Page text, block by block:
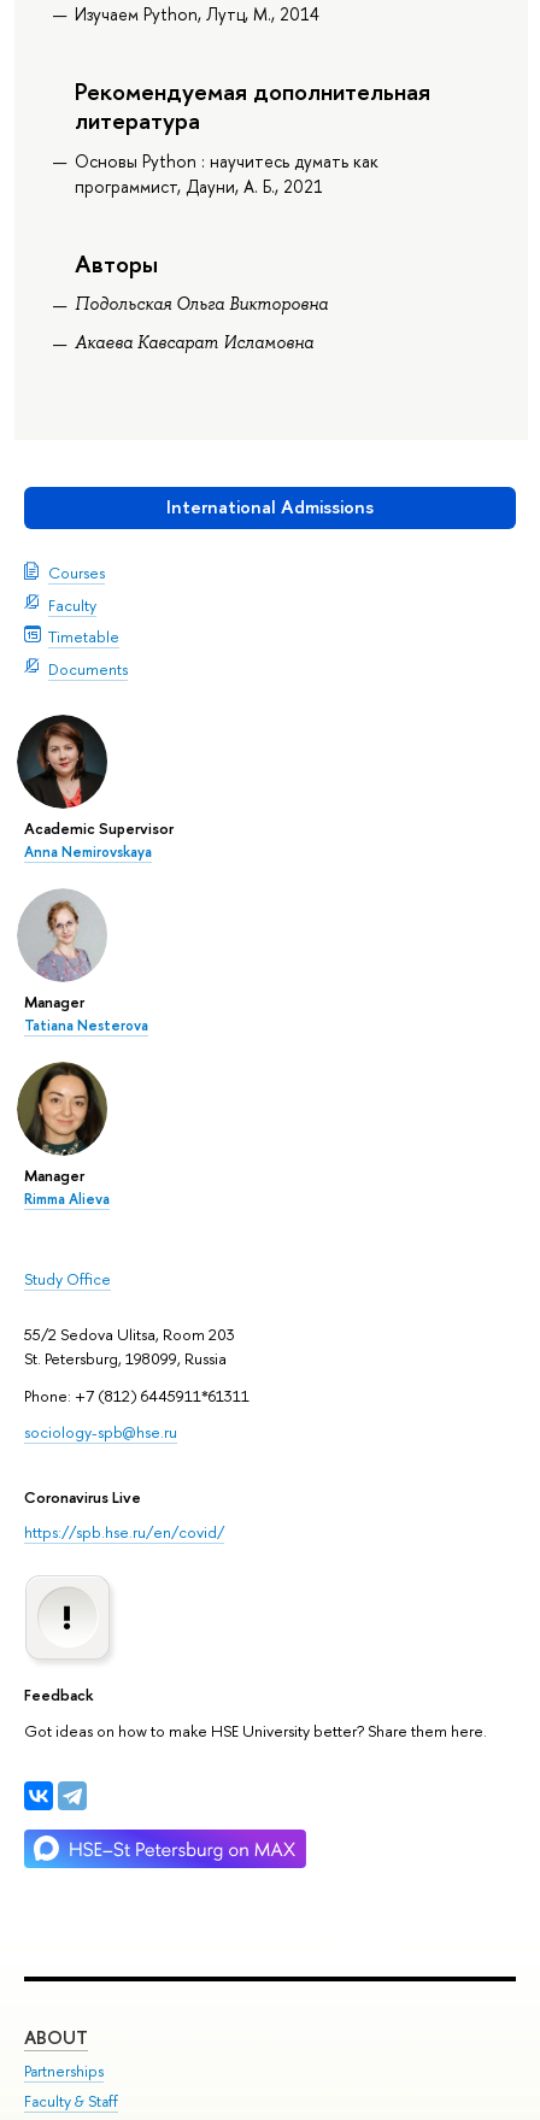
International Admissions
Courses
Faculty
Timetable
Documents
Academic Supervisor
Anna Nemirovskaya
Manager
Tatiana Nesterova
Manager
Rimma Alieva
Study Office
55/2 Sedova Ulitsa, Room 203
St. Petersburg, 198099, Russia
Phone: +7 (812) 6445911*61311
sociology-spb@hse.ru
Coronavirus Live
https://spb.hse.ru/en/covid/
Feedback
Got ideas on how to make HSE University better? Share them here.
Изучаем Python, Лутц, М., 2014
Рекомендуемая дополнительная
литература
Основы Python : научитесь думать как
программист, Дауни, А. Б., 2021
Авторы
Подольская Ольга Викторовна
Акаева Кавсарат Исламовна
ABOUT
Partnerships
Faculty & Staff